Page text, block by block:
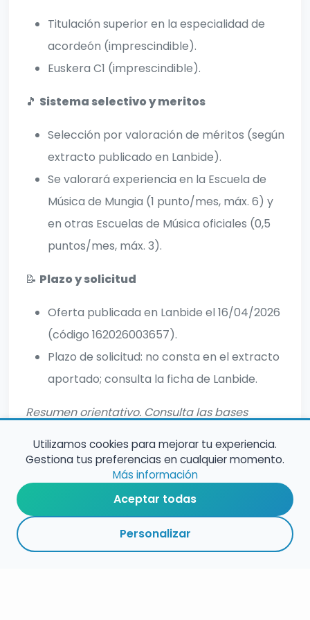
Titulación superior en la especialidad de
acordeón (imprescindible).
Euskera C1 (imprescindible).
🎵 Sistema selectivo y meritos
Selección por valoración de méritos (según
extracto publicado en Lanbide).
Se valorará experiencia en la Escuela de
Música de Mungia (1 punto/mes, máx. 6) y
en otras Escuelas de Música oficiales (0,5
puntos/mes, máx. 3).
📝 Plazo y solicitud
Oferta publicada en Lanbide el 16/04/2026
(código 162026003657).
Plazo de solicitud: no consta en el extracto
aportado; consulta la ficha de Lanbide.
Resumen orientativo. Consulta las bases
RESUMEN PLAZOS ESPECIALIDAD ENLACES SEGUIR
Utilizamos cookies para mejorar tu experiencia.
Gestiona tus preferencias en cualquier momento.
Más información
Aceptar todas
Personalizar